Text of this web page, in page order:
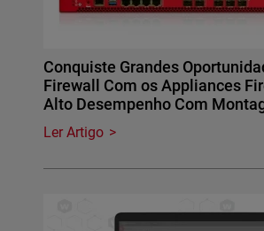
Conquiste Grandes
Firewall Com os Appliances
Alto Desempenho Com
Ler Artigo